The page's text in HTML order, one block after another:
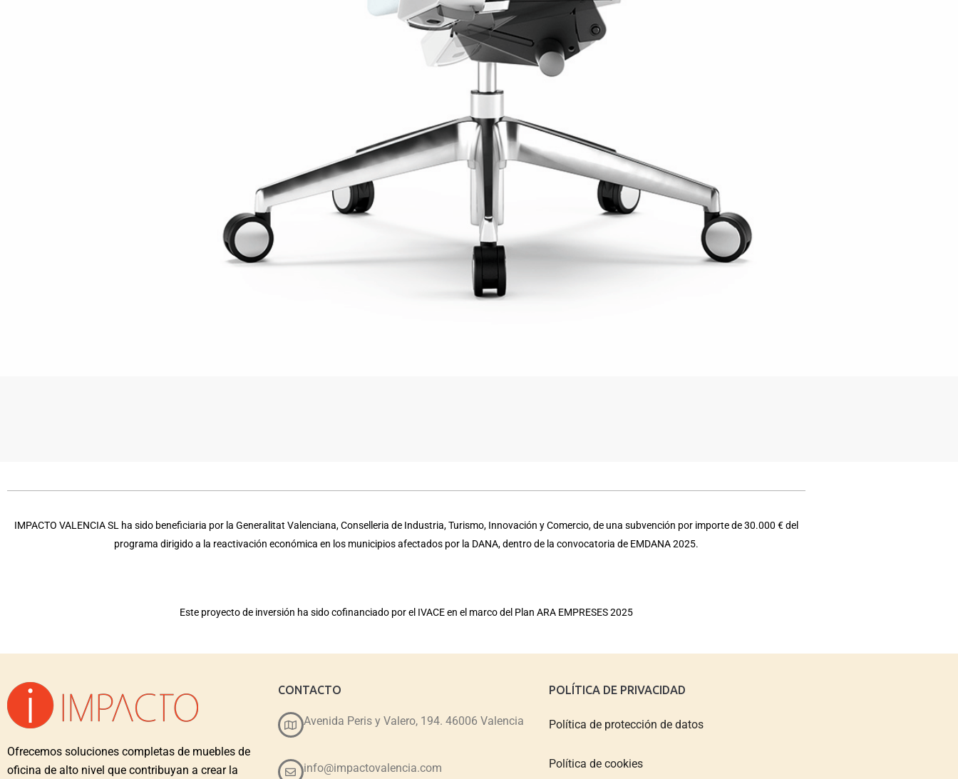
IMPACTO VALENCIA SL ha sido beneficiaria por la Generalitat Valenciana, Conselleria de Industria, Turismo, Innovación y Comercio, de una subvención por importe de 30.000 € del
programa dirigido a la reactivación económica en los municipios afectados por la DANA, dentro de la convocatoria de EMDANA 2025.
Este proyecto de inversión ha sido cofinanciado por el IVACE en el marco del Plan ARA EMPRESES 2025
Ofrecemos soluciones completas de muebles de
oficina de alto nivel que contribuyan a crear la
CONTACTO
Avenida Peris y Valero, 194. 46006 Valencia
info@impactovalencia.com
POLÍTICA DE PRIVACIDAD
Política de protección de datos
Política de cookies